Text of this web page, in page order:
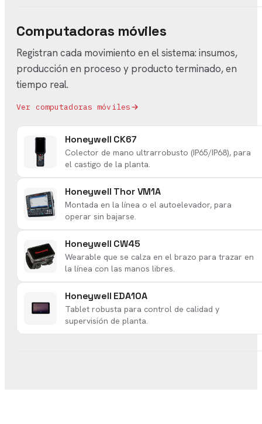
Computadoras móviles
Registran cada movimiento en el sistema: insumos,
producción en proceso y producto terminado, en
tiempo real.
Ver computadoras móviles
Honeywell CK67
Colector de mano ultrarrobusto (IP65/IP68), para
el castigo de la planta.
Honeywell Thor VM1A
Montada en la línea o el autoelevador, para
operar sin bajarse.
Honeywell CW45
Wearable que se calza en el brazo para trazar en
la línea con las manos libres.
Honeywell EDA10A
Tablet robusta para control de calidad y
supervisión de planta.